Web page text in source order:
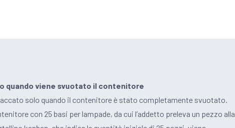
quando viene svuotato il contenitore
solo quando il contenitore è stato completamente svuotato.
con 25 basi per lampade, da cui l’addetto preleva un pezzo alla